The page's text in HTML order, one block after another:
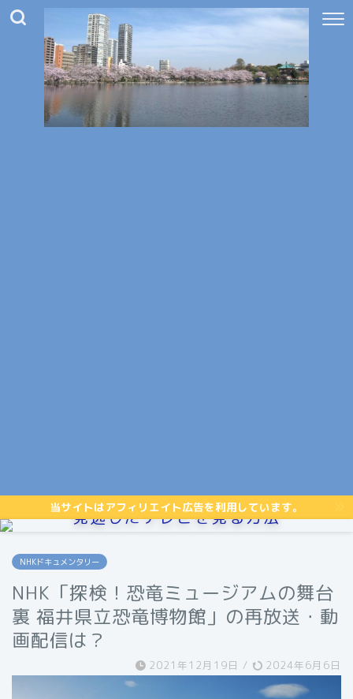
当サイトはアフィリエイト広告を利用しています。
見逃したテレビを見る方法
NHKドキュメンタリー
NHK「探検！恐竜ミュージアムの舞台
裏 福井県立恐竜博物館」の再放送・動
画配信は？
2021年12月19日 / 2024年6月6日